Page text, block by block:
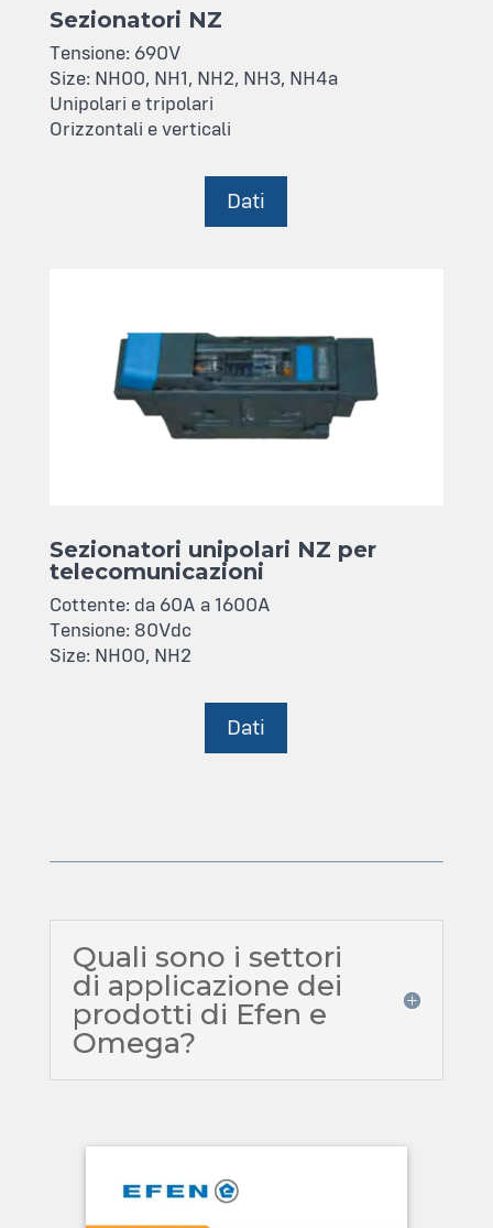
Sezionatori NZ
Tensione: 690V
Size: NH00, NH1, NH2, NH3, NH4a
Unipolari e tripolari
Orizzontali e verticali
Dati
Sezionatori unipolari NZ per
telecomunicazioni
Cottente: da 60A a 1600A
Tensione: 80Vdc
Size: NH00, NH2
Dati
Quali sono i settori
di applicazione dei
prodotti di Efen e
Omega?